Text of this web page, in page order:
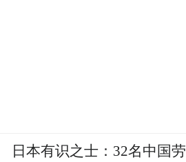
日本有识之士：32名中国劳